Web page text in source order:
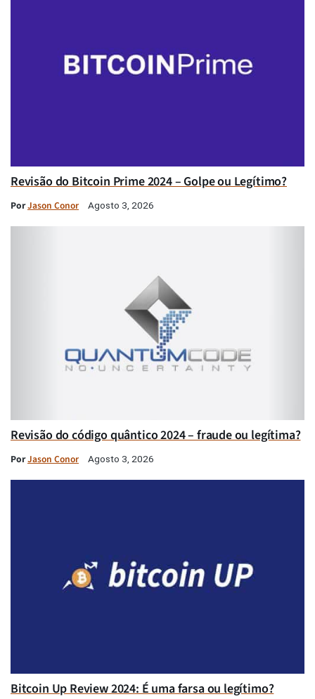
Revisão do Bitcoin Prime 2024 – Golpe ou Legítimo?
PorJason Conor Agosto 3, 2026
Revisão do código quântico 2024 – fraude ou legítima?
PorJason Conor Agosto 3, 2026
Bitcoin Up Review 2024: É uma farsa ou legítimo?